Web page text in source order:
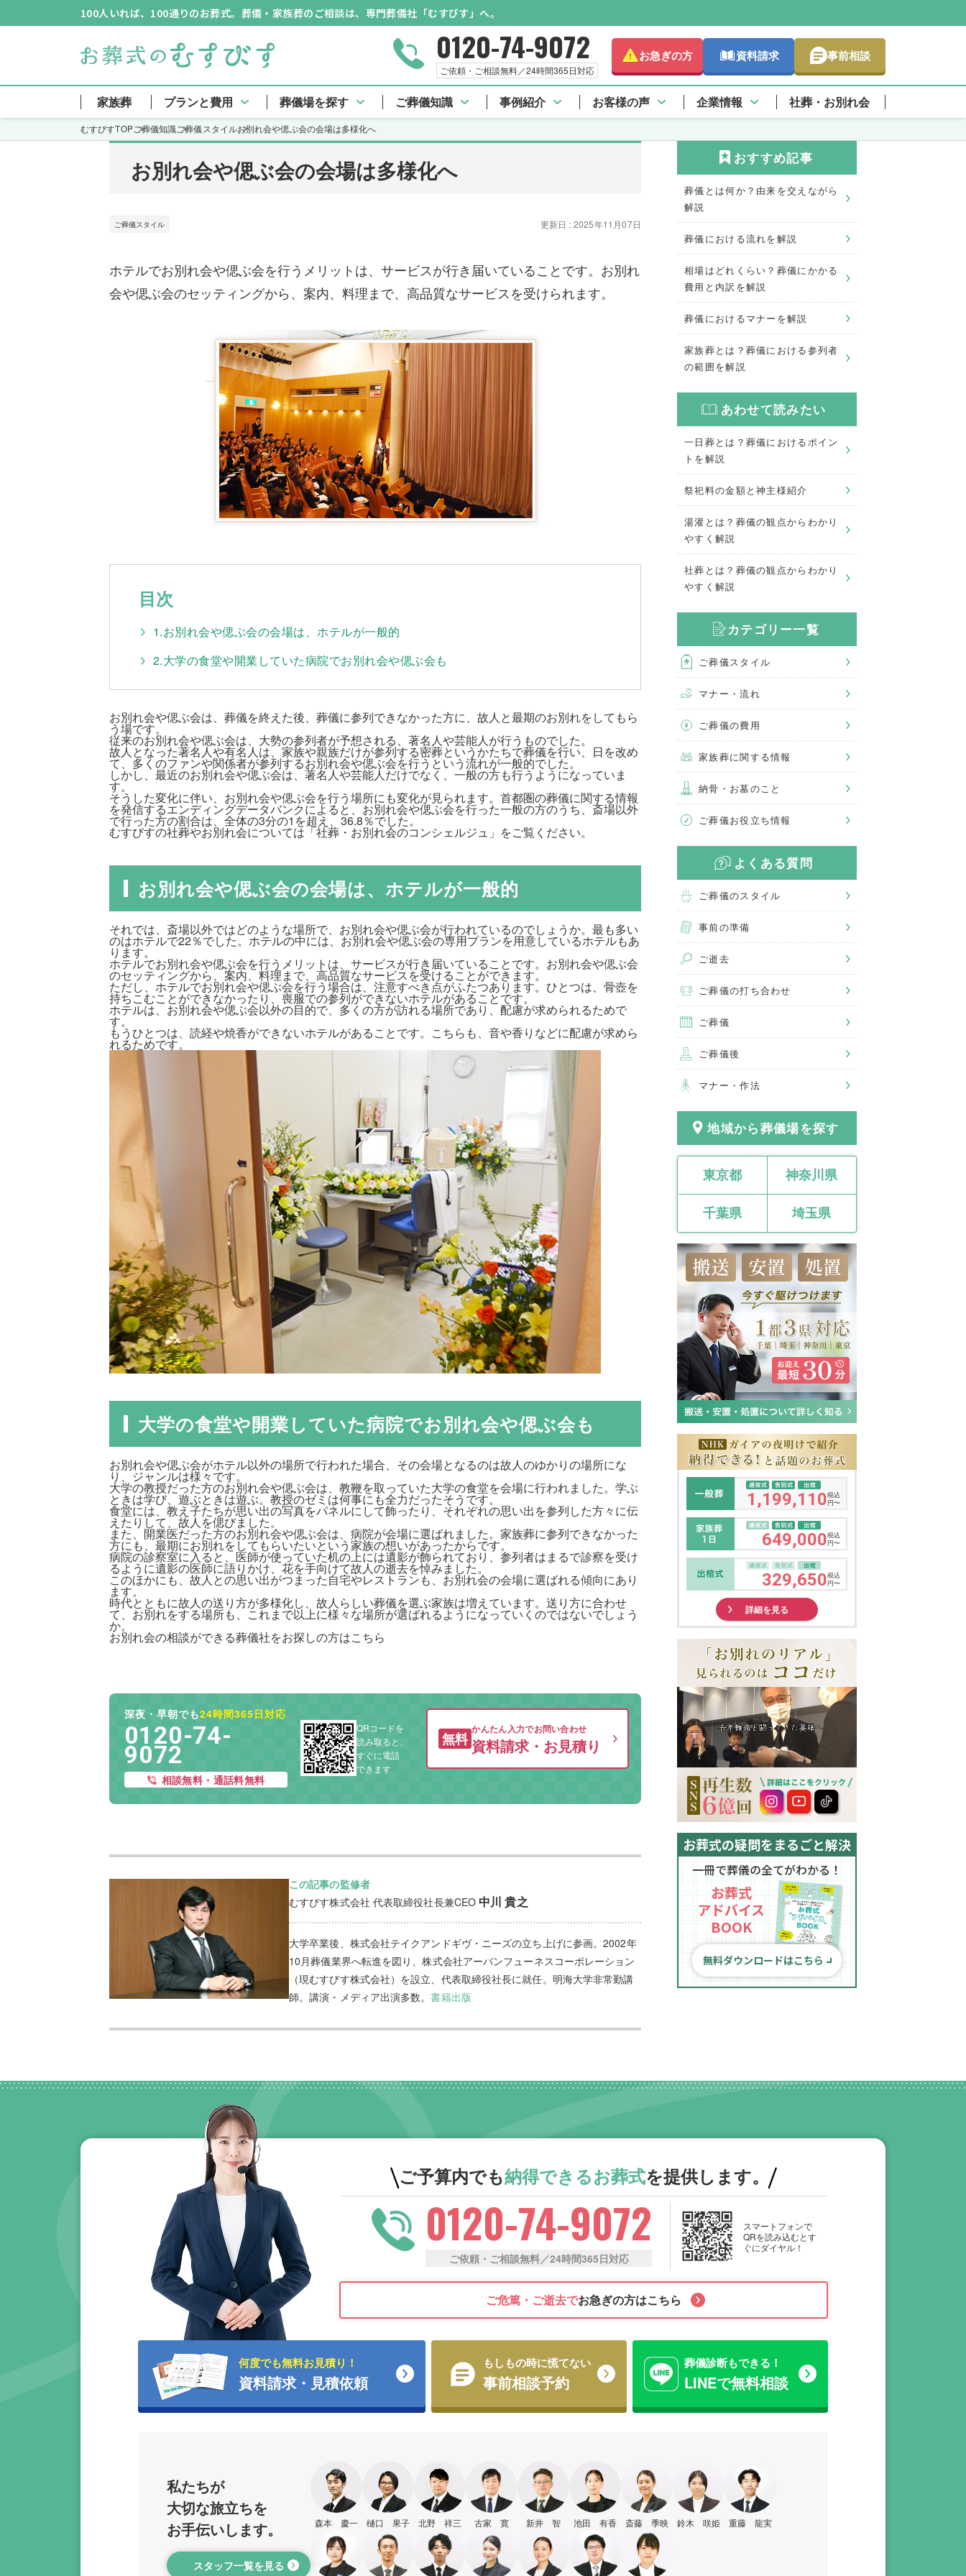
100人いれば、100通りのお葬式。葬儀・家族葬のご相談は、専門葬儀社「むすびす」へ。
0120-74-9072
ご依頼・ご相談無料／24時間365日対応
お急ぎの方 資料請求 事前相談
家族葬 プランと費用 葬儀場を探す ご葬儀知識 事例紹介 お客様の声 企業情報 社葬・お別れ会
むすびすTOPご葬儀知識ご葬儀スタイルお別れ会や偲ぶ会の会場は多様化へ
お別れ会や偲ぶ会の会場は多様化へ
ご葬儀スタイル 更新日 : 2025年11月07日
ホテルでお別れ会や偲ぶ会を行うメリットは、サービスが行き届いていることです。お別れ
会や偲ぶ会のセッティングから、案内、料理まで、高品質なサービスを受けられます。
目次
1.お別れ会や偲ぶ会の会場は、ホテルが一般的
2.大学の食堂や開業していた病院でお別れ会や偲ぶ会も
お別れ会や偲ぶ会は、葬儀を終えた後、葬儀に参列できなかった方に、故人と最期のお別れをしてもら
う場です。
従来のお別れ会や偲ぶ会は、大勢の参列者が予想される、著名人や芸能人が行うものでした。
故人となった著名人や有名人は、家族や親族だけが参列する密葬というかたちで葬儀を行い、日を改め
て、多くのファンや関係者が参列するお別れ会や偲ぶ会を行うという流れが一般的でした。
しかし、最近のお別れ会や偲ぶ会は、著名人や芸能人だけでなく、一般の方も行うようになっていま
す。
そうした変化に伴い、お別れ会や偲ぶ会を行う場所にも変化が見られます。首都圏の葬儀に関する情報
を発信するエンディングデータバンクによると、お別れ会や偲ぶ会を行った一般の方のうち、斎場以外
で行った方の割合は、全体の3分の1を超え、36.8％でした。
むすびすの社葬やお別れ会については「社葬・お別れ会のコンシェルジュ 」をご覧ください。
お別れ会や偲ぶ会の会場は、ホテルが一般的
それでは、斎場以外ではどのような場所で、お別れ会や偲ぶ会が行われているのでしょうか。最も多い
のはホテルで22％でした。ホテルの中には、お別れ会や偲ぶ会の専用プランを用意しているホテルもあ
ります。
ホテルでお別れ会や偲ぶ会を行うメリットは、サービスが行き届いていることです。お別れ会や偲ぶ会
のセッティングから、案内、料理まで、高品質なサービスを受けることができます。
ただし、ホテルでお別れ会や偲ぶ会を行う場合は、注意すべき点がふたつあります。ひとつは、骨壺を
持ちこむことができなかったり、喪服での参列ができないホテルがあることです。
ホテルは、お別れ会や偲ぶ会以外の目的で、多くの方が訪れる場所であり、配慮が求められるためで
す。
もうひとつは、読経や焼香ができないホテルがあることです。こちらも、音や香りなどに配慮が求めら
れるためです。
大学の食堂や開業していた病院でお別れ会や偲ぶ会も
お別れ会や偲ぶ会がホテル以外の場所で行われた場合、その会場となるのは故人のゆかりの場所にな
り、ジャンルは様々です。
大学の教授だった方のお別れ会や偲ぶ会は、教鞭を取っていた大学の食堂を会場に行われました。学ぶ
ときは学び、遊ぶときは遊ぶ。教授のゼミは何事にも全力だったそうです。
食堂には、教え子たちが思い出の写真をパネルにして飾ったり、それぞれの思い出を参列した方々に伝
えたりして、故人を偲びました。
また、開業医だった方のお別れ会や偲ぶ会は、病院が会場に選ばれました。家族葬に参列できなかった
方にも、最期にお別れをしてもらいたいという家族の想いがあったからです。
病院の診察室に入ると、医師が使っていた机の上には遺影が飾られており、参列者はまるで診察を受け
るように遺影の医師に語りかけ、花を手向けて故人の逝去を悼みました。
このほかにも、故人との思い出がつまった自宅やレストランも、お別れ会の会場に選ばれる傾向にあり
ます。
時代とともに故人の送り方が多様化し、故人らしい葬儀を選ぶ家族は増えています。送り方に合わせ
て、お別れをする場所も、これまで以上に様々な場所が選ばれるようになっていくのではないでしょう
か。
お別れ会の相談ができる葬儀社をお探しの方はこちら
深夜・早朝でも24時間365日対応
0120-74-
9072
相談無料・通話料無料
QRコードを
読み取ると、
すぐに電話
できます
無料
かんたん入力でお問い合わせ
資料請求・お見積り
この記事の監修者
むすびす株式会社 代表取締役社長兼CEO 中川 貴之
大学卒業後、株式会社テイクアンドギヴ・ニーズの立ち上げに参画。2002年
10月葬儀業界へ転進を図り、株式会社アーバンフューネスコーポレーション
（現むすびす株式会社）を設立、代表取締役社長に就任。明海大学非常勤講
師。講演・メディア出演多数。書籍出版
おすすめ記事
葬儀とは何か？由来を交えながら
解説
葬儀における流れを解説
相場はどれくらい？葬儀にかかる
費用と内訳を解説
葬儀におけるマナーを解説
家族葬とは？葬儀における参列者
の範囲を解説
あわせて読みたい
一日葬とは？葬儀におけるポイン
トを解説
祭祀料の金額と神主様紹介
湯灌とは？葬儀の観点からわかり
やすく解説
社葬とは？葬儀の観点からわかり
やすく解説
カテゴリー一覧
ご葬儀スタイル
マナー・流れ
ご葬儀の費用
家族葬に関する情報
納骨・お墓のこと
ご葬儀お役立ち情報
よくある質問
ご葬儀のスタイル
事前の準備
ご逝去
ご葬儀の打ち合わせ
ご葬儀
ご葬儀後
マナー・作法
地域から葬儀場を探す
東京都 神奈川県
千葉県 埼玉県
1,199,110税込
円〜
649,000税込
円〜
329,650税込
円〜
詳細を見る
お葬式の疑問をまるごと解決
一冊で葬儀の全てがわかる！
お葬式
アドバイス
BOOK
無料ダウンロードはこちら
ご予算内でも納得できるお葬式を提供します。
0120-74-9072
ご依頼・ご相談無料／24時間365日対応
スマートフォンで
QRを読み込むとす
ぐにダイヤル！
ご危篤・ご逝去でお急ぎの方はこちら
何度でも無料お見積り！
資料請求・ 見積依頼
もしもの時に慌てない
事前相談予約
葬儀診断もできる！
LINEで無料相談
私たちが
大切な旅立ちを
お手伝いします。
スタッフ一覧を見る
森本 慶一 樋口 果子 北野 祥三 古家 寛 新井 智 池田 有香 斎藤 季映 鈴木 咲姫 重藤 龍実